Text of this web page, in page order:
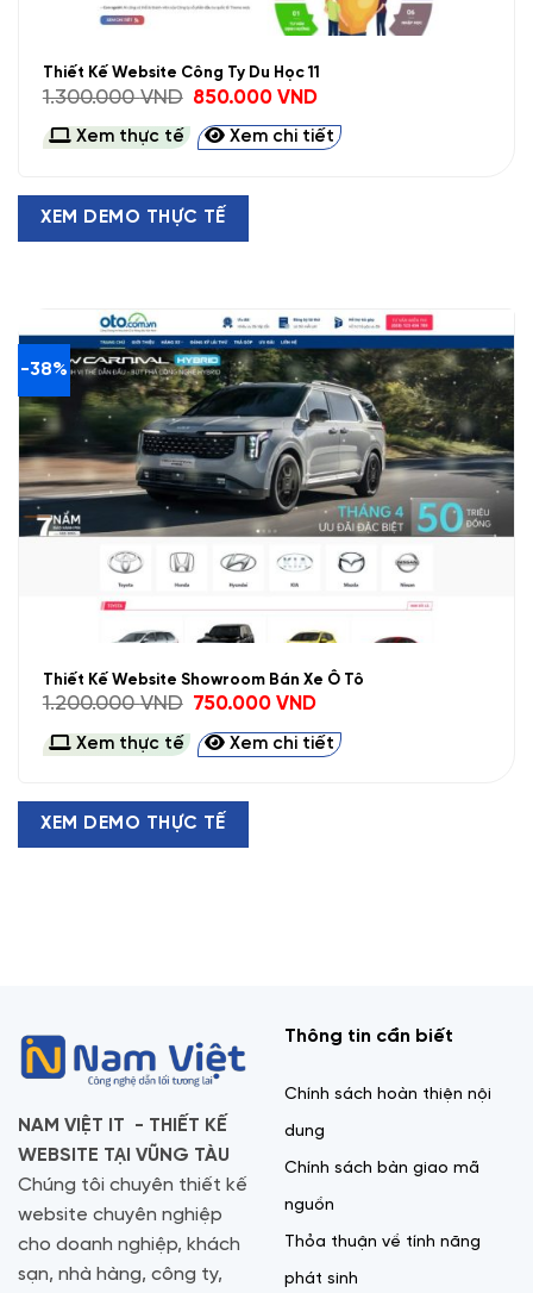
Thiết Kế Website Công Ty Du Học 11
1.300.000VND
Giá
gốc
là:
1.300.000 VND.
850.000VNDGiá
tại
là:
850.000 VND.
Xem thực tế Xem chi tiết
XEM DEMO THỰC TẾ
-38%
Thiết Kế Website Showroom Bán Xe Ô Tô
1.200.000VND
Giá
là:
1.200.000 VND.
750.000VNDGiá
tại
là:
750.000 VND.
Xem thực tế Xem chi tiết
XEM DEMO THỰC TẾ
NAM VIỆT IT - THIẾT KẾ
WEBSITE TẠI VŨNG TÀU
Chúng tôi chuyên thiết kế
website chuyên nghiệp
cho doanh nghiệp, khách
sạn, nhà hàng, công ty,
Thông tin cần biết
Chính sách hoàn thiện nội
dung
Chính sách bàn giao mã
nguồn
Thỏa thuận về tính năng
phát sinh